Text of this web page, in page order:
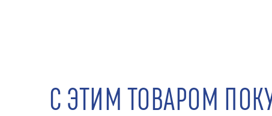
С ЭТИМ ТОВАРОМ